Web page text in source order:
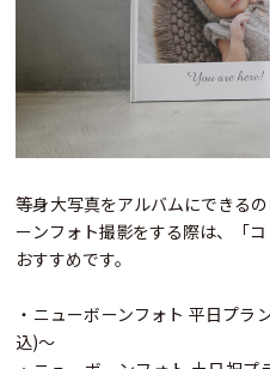
等身大写真をアルバムにできる
ーンフォト撮影をする際は、「
おすすめです。
・ニューボーンフォト 平日プ
込)～